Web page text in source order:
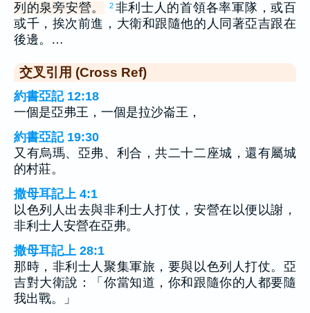
列的泉旁安營。
2 非利士人的首領各率軍隊，或百
或千，挨次前進，大衛和跟隨他的人同著亞吉跟在
後邊。…
交叉引用 (Cross Ref)
約書亞記 12:18
一個是亞弗王，一個是拉沙崙王，
約書亞記 19:30
又有烏瑪、亞弗、利合，共二十二座城，還有屬城
的村莊。
撒母耳記上 4:1
以色列人出去與非利士人打仗，安營在以便以謝，
非利士人安營在亞弗。
撒母耳記上 28:1
那時，非利士人聚集軍旅，要與以色列人打仗。亞
吉對大衛說：「你當知道，你和跟隨你的人都要隨
我出戰。」